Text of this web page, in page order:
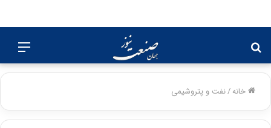
برای
خانه/نفت و پتروشیمی